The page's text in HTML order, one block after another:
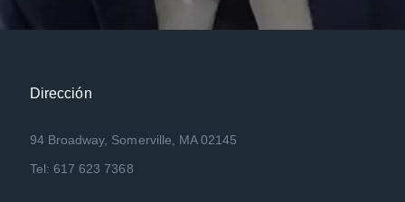
Dirección
94 Broadway, Somerville, MA 02145
Tel: 617 623 7368